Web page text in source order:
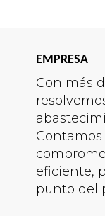
EMPRESA
Con más
eficiente,
punto del